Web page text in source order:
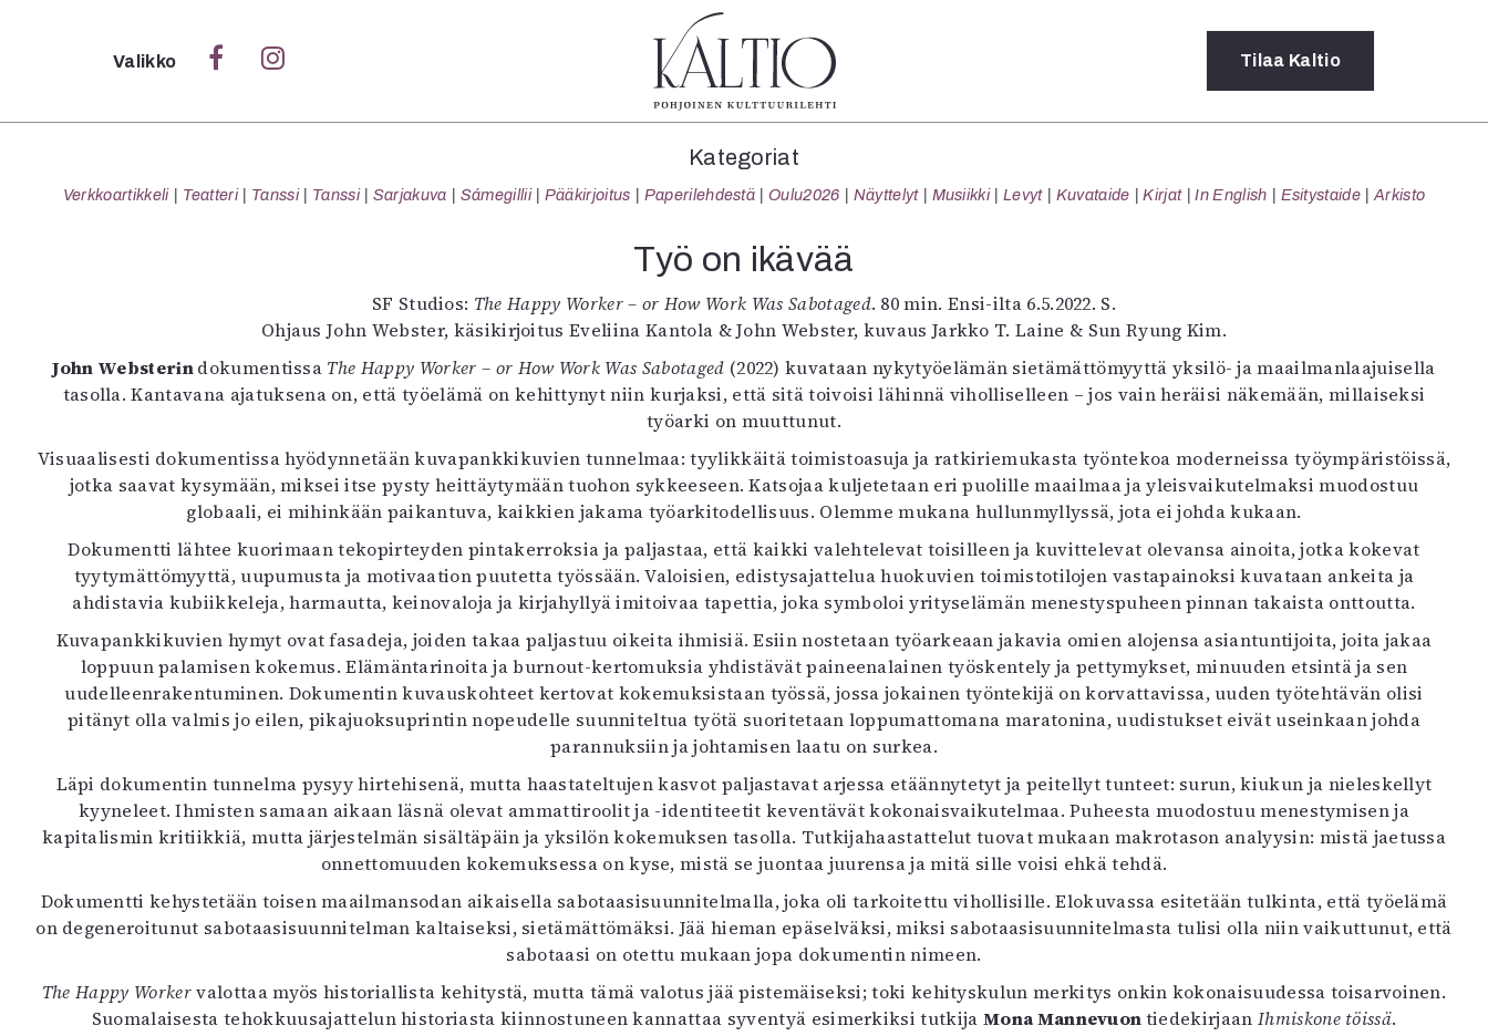
Sulje
Verkkoartikkeli
Sarjakuva
Sámegillii
Paperilehdestä
Oulu2026
Musiikki
Levyt
Kuvataide
Kirjat
Esitystaide
Arkisto
Lehdet
4/2026
1/2026
6/2025
5/2025 saame
5/2025
Tilaus ja
Mediatiedot
Kaltio ry
Valikko Tilaa Kaltio
Kategoriat
Verkkoartikkeli Teatteri Tanssi Tanssi Sarjakuva Sámegillii Pääkirjoitus Paperilehdestä Oulu2026 Näyttelyt Musiikki Levyt Kuvataide Kirjat In English Esitystaide Arkisto
Työ on ikävää
SF Studios: The Happy Worker – or How Work Was Sabotaged. 80 min. Ensi-ilta 6.5.2022. S.
Ohjaus John Webster, käsikirjoitus Eveliina Kantola & John Webster, kuvaus Jarkko T. Laine & Sun Ryung Kim.
John Websterindokumentissa The Happy Worker – or How Work Was Sabotaged (2022) kuvataan nykytyöelämän sietämättömyyttä yksilö- ja maailmanlaajuisella
tasolla. Kantavana ajatuksena on, että työelämä on kehittynyt niin kurjaksi, että sitä toivoisi lähinnä viholliselleen – jos vain heräisi näkemään, millaiseksi
työarki on muuttunut.
Visuaalisesti dokumentissa hyödynnetään kuvapankkikuvien tunnelmaa: tyylikkäitä toimistoasuja ja ratkiriemukasta työntekoa moderneissa työympäristöissä,
jotka saavat kysymään, miksei itse pysty heittäytymään tuohon sykkeeseen. Katsojaa kuljetetaan eri puolille maailmaa ja yleisvaikutelmaksi muodostuu
globaali, ei mihinkään paikantuva, kaikkien jakama työarkitodellisuus. Olemme mukana hullunmyllyssä, jota ei johda kukaan.
Dokumentti lähtee kuorimaan tekopirteyden pintakerroksia ja paljastaa, että kaikki valehtelevat toisilleen ja kuvittelevat olevansa ainoita, jotka kokevat
tyytymättömyyttä, uupumusta ja motivaation puutetta työssään. Valoisien, edistysajattelua huokuvien toimistotilojen vastapainoksi kuvataan ankeita ja
ahdistavia kubiikkeleja, harmautta, keinovaloja ja kirjahyllyä imitoivaa tapettia, joka symboloi yrityselämän menestyspuheen pinnan takaista onttoutta.
Kuvapankkikuvien hymyt ovat fasadeja, joiden takaa paljastuu oikeita ihmisiä. Esiin nostetaan työarkeaan jakavia omien alojensa asiantuntijoita, joita jakaa
loppuun palamisen kokemus. Elämäntarinoita ja burnout-kertomuksia yhdistävät paineenalainen työskentely ja pettymykset, minuuden etsintä ja sen
uudelleenrakentuminen. Dokumentin kuvauskohteet kertovat kokemuksistaan työssä, jossa jokainen työntekijä on korvattavissa, uuden työtehtävän olisi
pitänyt olla valmis jo eilen, pikajuoksuprintin nopeudelle suunniteltua työtä suoritetaan loppumattomana maratonina, uudistukset eivät useinkaan johda
parannuksiin ja johtamisen laatu on surkea.
Läpi dokumentin tunnelma pysyy hirtehisenä, mutta haastateltujen kasvot paljastavat arjessa etäännytetyt ja peitellyt tunteet: surun, kiukun ja nieleskellyt
kyyneleet. Ihmisten samaan aikaan läsnä olevat ammattiroolit ja -identiteetit keventävät kokonaisvaikutelmaa. Puheesta muodostuu menestymisen ja
kapitalismin kritiikkiä, mutta järjestelmän sisältäpäin ja yksilön kokemuksen tasolla. Tutkijahaastattelut tuovat mukaan makrotason analyysin: mistä jaetussa
onnettomuuden kokemuksessa on kyse, mistä se juontaa juurensa ja mitä sille voisi ehkä tehdä.
Dokumentti kehystetään toisen maailmansodan aikaisella sabotaasisuunnitelmalla, joka oli tarkoitettu vihollisille. Elokuvassa esitetään tulkinta, että työelämä
on degeneroitunut sabotaasisuunnitelman kaltaiseksi, sietämättömäksi. Jää hieman epäselväksi, miksi sabotaasisuunnitelmasta tulisi olla niin vaikuttunut, että
sabotaasi on otettu mukaan jopa dokumentin nimeen.
The Happy Workervalottaa myös historiallista kehitystä, mutta tämä valotus jää pistemäiseksi; toki kehityskulun merkitys onkin kokonaisuudessa toisarvoinen.
Suomalaisesta tehokkuusajattelun historiasta kiinnostuneen kannattaa syventyä esimerkiksi tutkija Mona Mannevuontiedekirjaan Ihmiskone töissä.